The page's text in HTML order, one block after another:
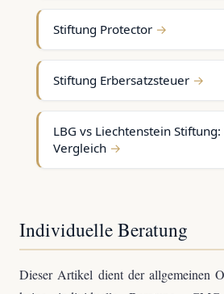
Stiftung Protector
Stiftung Erbersatzsteuer
LBG vs Liechtenstein
Vergleich
Individuelle Beratung
Dieser Artikel dient der allgemeinen